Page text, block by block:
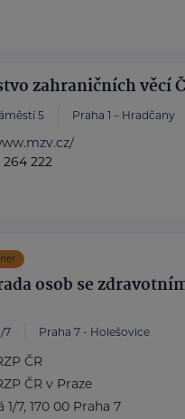
zahraničních věcí
5 Praha 1 – Hradčany
264 222
osob se
7 Praha 7 - Holešovice
ČR
ČR v Praze
1/7, 170 00 Praha 7